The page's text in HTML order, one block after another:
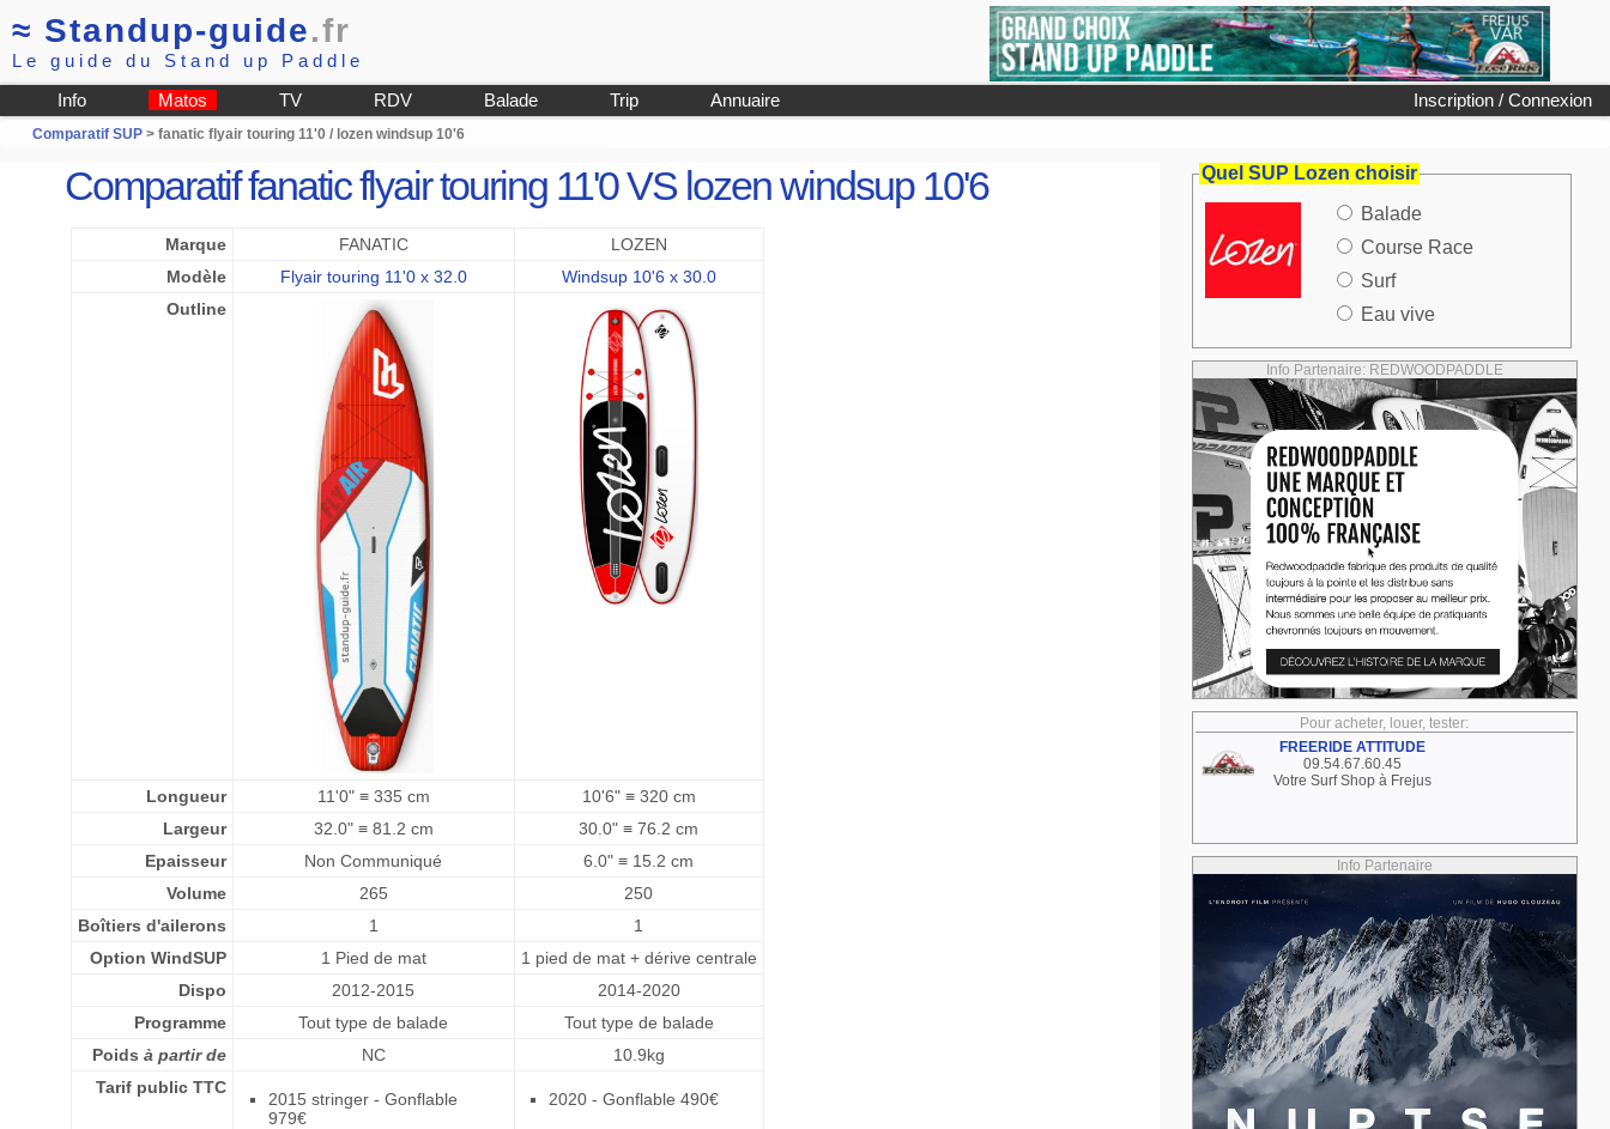
≈ Standup-guide.fr
Le guide du Stand up Paddle
Inscription / Connexion
Info Matos TV RDV Balade Trip Annuaire
Comparatif SUP > fanatic flyair touring 11'0 / lozen windsup 10'6
Comparatif fanatic flyair touring 11'0 VS lozen windsup 10'6
Marque FANATIC
LOZEN
Modèle
Flyair touring 11'0 x 32.0
Windsup 10'6 x 30.0
Outline
Longueur 11'0" ≡ 335 cm
10'6" ≡ 320 cm
Largeur
32.0" ≡ 81.2 cm
30.0" ≡ 76.2 cm
Epaisseur
Non Communiqué
6.0" ≡ 15.2 cm
Volume
265
250
Boîtiers d'ailerons
1
1
Option WindSUP
1 Pied de mat
1 pied de mat + dérive centrale
Dispo
2012-2015
2014-2020
Programme
Tout type de balade
Tout type de balade
Poids à partir de NC
10.9kg
Tarif public TTC
2015 stringer - Gonflable
979€
2020 - Gonflable 490€
Quel SUP Lozen choisir
Balade
Course Race
Surf
Eau vive
Info Partenaire: REDWOODPADDLE
Pour acheter, louer, tester:
FREERIDE ATTITUDE
09.54.67.60.45
Votre Surf Shop à Frejus
Info Partenaire